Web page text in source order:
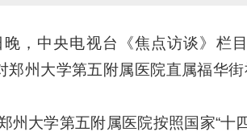
，中央电视台《焦点访谈》栏
郑州大学第五附属医院直属福华
州大学第五附属医院按照国家“十